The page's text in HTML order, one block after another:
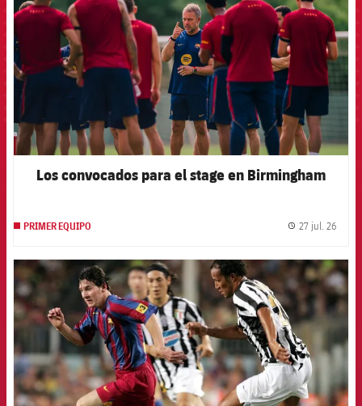
Los convocados para el stage en Birmingham
PRIMER EQUIPO 27 jul. 26
FCB Barcelona badge